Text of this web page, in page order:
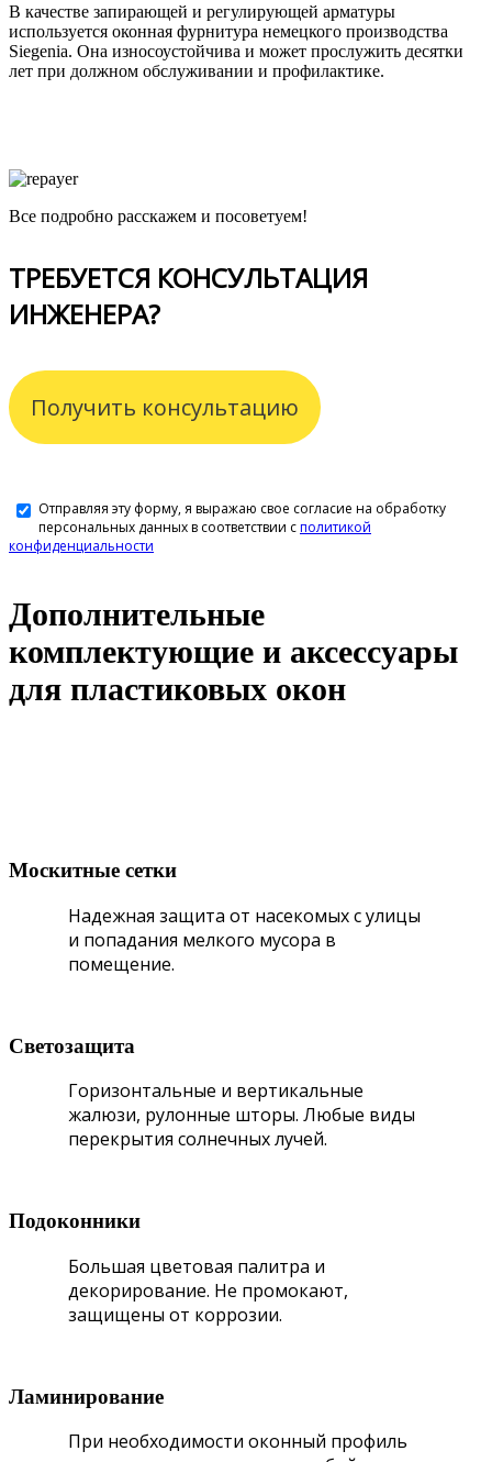
В качестве запирающей и регулирующей арматуры
используется оконная фурнитура немецкого производства
Siegenia. Она износоустойчива и может прослужить десятки
лет при должном обслуживании и профилактике.
Все подробно расскажем и посоветуем!
ТРЕБУЕТСЯ КОНСУЛЬТАЦИЯ
ИНЖЕНЕРА?
Получить консультацию
Отправляя эту форму, я выражаю свое согласие на обработку
персональных данных в соответствии сполитикой
конфиденциальности
Дополнительные
комплектующие и аксессуары
для пластиковых окон
Москитные сетки
Надежная защита от насекомых с улицы
и попадания мелкого мусора в
помещение.
Светозащита
Горизонтальные и вертикальные
жалюзи, рулонные шторы. Любые виды
перекрытия солнечных лучей.
Подоконники
Большая цветовая палитра и
декорирование. Не промокают,
защищены от коррозии.
Ламинирование
При необходимости оконный профиль